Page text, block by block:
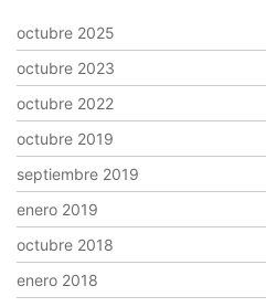
octubre 2025
octubre 2023
octubre 2022
octubre 2019
septiembre 2019
enero 2019
octubre 2018
enero 2018